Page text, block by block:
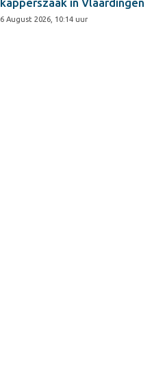
6 August 2026, 10:14 uur